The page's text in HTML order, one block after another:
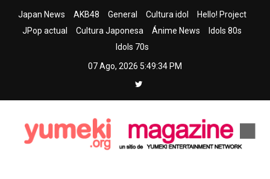
Japan News AKB48 General Cultura idol
Hello! Project
JPop actual
Cultura Japonesa Ánime News
Idols 80s
Idols 70s
07 Ago, 2026 5:49:36 PM